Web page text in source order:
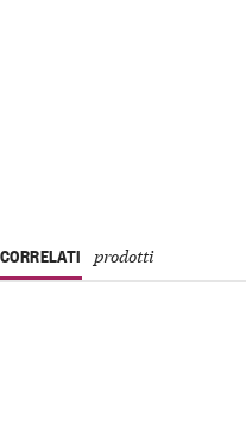
CORRELATI prodotti